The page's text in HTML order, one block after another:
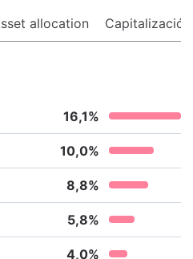
allocation Capitalización
16,1%
10,0%
8,8%
5,8%
4,0%